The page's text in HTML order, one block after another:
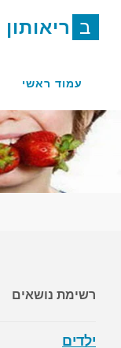
ב ריאותון
עמוד ראשי
רשימת נושאים
ילדים